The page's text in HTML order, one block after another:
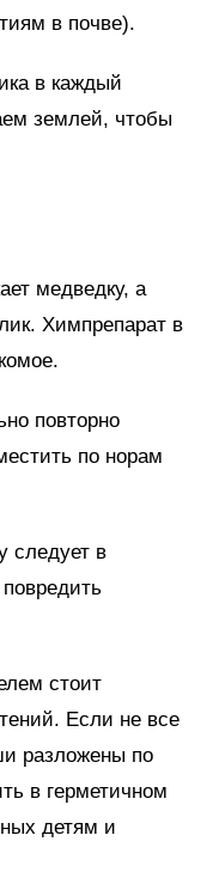
в почве).
в каждый
землей, чтобы
медведку, а
Химпрепарат в
повторно
по норам
следует в
стоит
Если не все
разложены по
в герметичном
детям и